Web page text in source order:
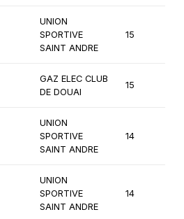
UNION
SPORTIVE
SAINT ANDRE
15
GAZ ELEC CLUB
DE DOUAI
15
UNION
SPORTIVE
SAINT ANDRE
14
UNION
SPORTIVE
SAINT ANDRE
14